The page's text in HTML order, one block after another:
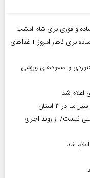
خوشمزه و ساده برای ناهار امروز + غذاهای
و صعودهای ورزشی
اعلام شد
نیست/ از روند اجرای
شد